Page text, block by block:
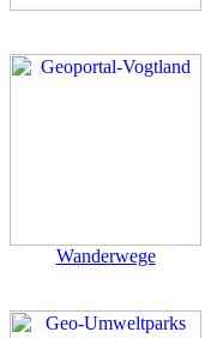
Wanderwege